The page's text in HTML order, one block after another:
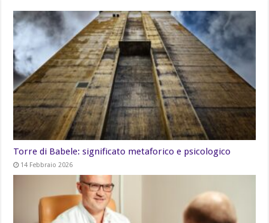
Torre di Babele: significato metaforico e psicologico
14 Febbraio 2026